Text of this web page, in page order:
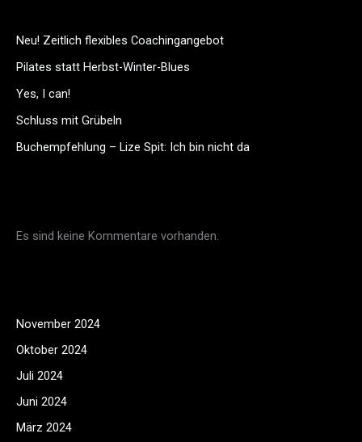
Neu! Zeitlich flexibles Coachingangebot
Pilates statt Herbst-Winter-Blues
Yes, I can!
Schluss mit Grübeln
Buchempfehlung – Lize Spit: Ich bin nicht da
Es sind keine Kommentare vorhanden.
November 2024
Oktober 2024
Juli 2024
Juni 2024
März 2024